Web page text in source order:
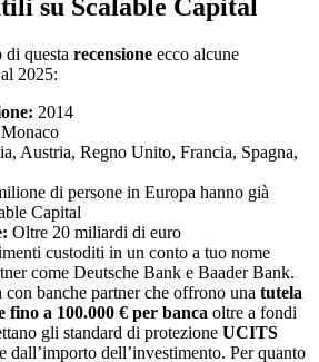
su Scalable Capital
questa recensione ecco alcune
2025:
2014
Monaco
Austria, Regno Unito, Francia, Spagna,
di persone in Europa hanno già
Capital
Oltre 20 miliardi di euro
custoditi in un conto a tuo nome
come Deutsche Bank e Baader Bank.
con banche partner che offrono una tutela
fino a 100.000 € per banca oltre a fondi
gli standard di protezione UCITS
dall’importo dell’investimento. Per quanto